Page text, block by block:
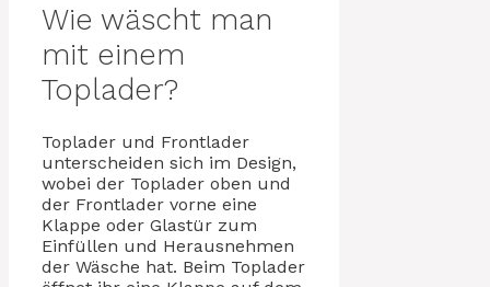
Wie wäscht man
mit einem
Toplader?
Toplader und Frontlader
unterscheiden sich im Design,
wobei der Toplader oben und
der Frontlader vorne eine
Klappe oder Glastür zum
Einfüllen und Herausnehmen
der Wäsche hat. Beim Toplader